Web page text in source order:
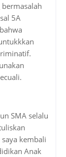
5A
SMA selalu
saya kembali
Anak